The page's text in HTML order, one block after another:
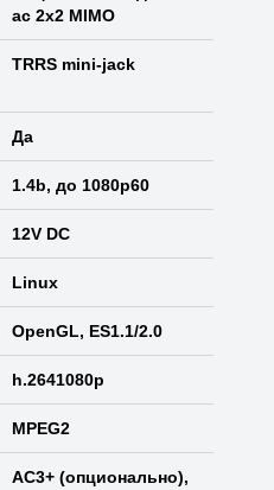
ac 2x2 MIMO
TRRS mini-jack
Да
1.4b, до 1080p60
12V DC
Linux
OpenGL, ES1.1/2.0
h.2641080p
MPEG2
AC3+ (опционально),